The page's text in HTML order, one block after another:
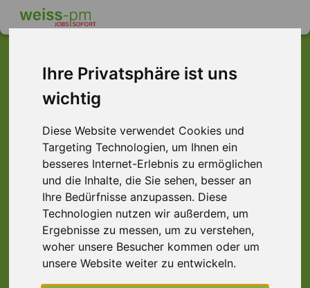
Ihre Privatsphäre ist uns
wichtig
Diese Website verwendet Cookies und
Targeting Technologien, um Ihnen ein
besseres Internet-Erlebnis zu ermöglichen
und die Inhalte, die Sie sehen, besser an
Ihre Bedürfnisse anzupassen. Diese
Technologien nutzen wir außerdem, um
Ergebnisse zu messen, um zu verstehen,
woher unsere Besucher kommen oder um
unsere Website weiter zu entwickeln.
Dieser Job ist leider
nicht mehr verfügbar ...
... aber vielleicht ist hier etwas dabei: